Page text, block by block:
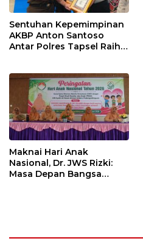
Sentuhan Kepemimpinan
AKBP Anton Santoso
Antar Polres Tapsel Raih
Maknai Hari Anak
Nasional, Dr. JWS Rizki:
Masa Depan Bangsa